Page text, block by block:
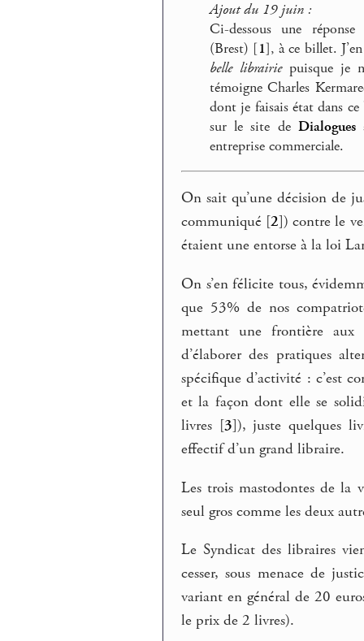
Ajout du 19 juin :
Ci-dessous une
(Brest) [1], à ce billet.
belle librairiepuisque je
témoigne Charles
dont je faisais état dans
sur le site de Dialogues
entreprise commerciale.
On sait qu’une décision de
communiqué [2]) contre le
étaient une entorse à la loi
On s’en félicite tous,
que 53% de nos
mettant une frontière aux
d’élaborer des pratiques
spécifique d’activité : c’est
et la façon dont elle se
livres [3]), juste quelques
effectif d’un grand libraire.
Les trois mastodontes de la
seul gros comme les deux
Le Syndicat des libraires
cesser, sous menace de
variant en général de 20
le prix de 2 livres).